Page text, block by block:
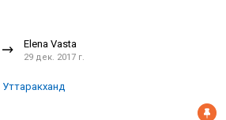
Elena Vasta
29 дек. 2017 г.